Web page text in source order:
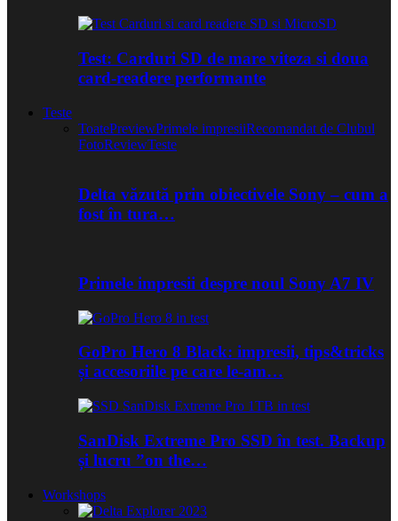
Test: Carduri SD de mare viteza si doua
card-readere performante
Teste
ToatePreviewPrimele impresiiRecomandat de Clubul
FotoReviewTeste
Delta văzută prin obiectivele Sony – cum a
fost în tura…
Primele impresii despre noul Sony A7 IV
GoPro Hero 8 Black: impresii, tips&tricks
și accesoriile pe care le-am…
SanDisk Extreme Pro SSD în test. Backup
și lucru ”on the…
Workshops